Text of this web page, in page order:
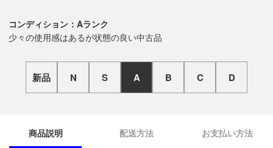
コンディション：Aランク
少々の使用感はあるが状態の良い中古品
新品 N S A B C D
商品説明 配送方法 お支払い方法